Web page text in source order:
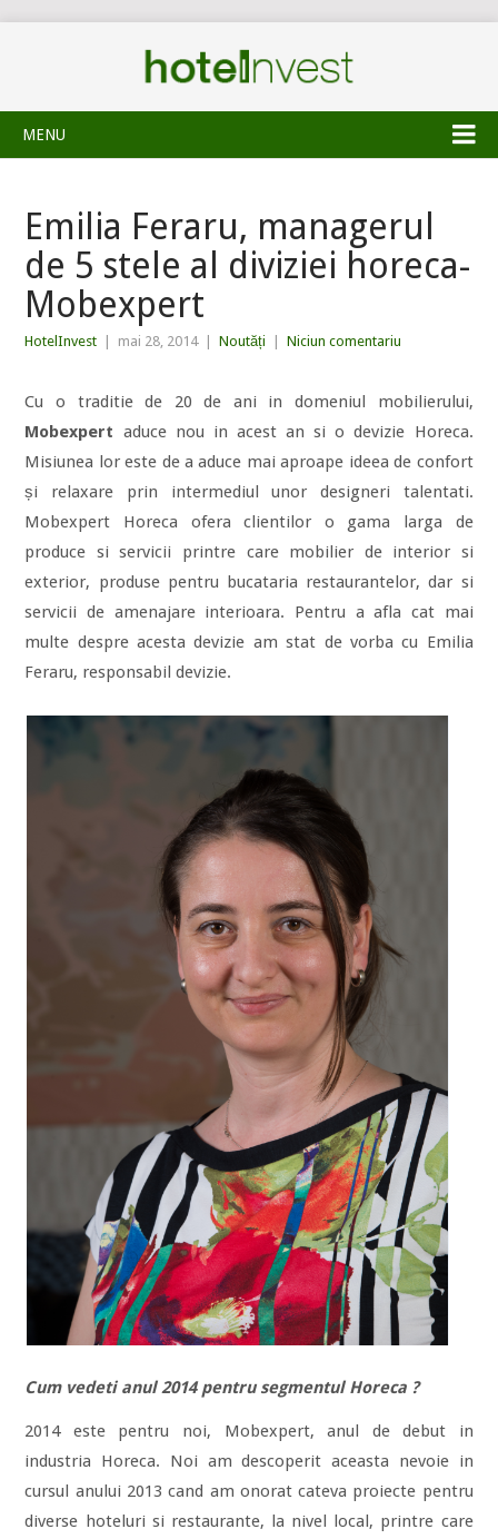
MENU
Emilia Feraru, managerul
de 5 stele al diviziei horeca-
Mobexpert
HotelInvest mai 28, 2014 Noutăți Niciun comentariu
Cu o traditie de 20 de ani in domeniul mobilierului,
Mobexpert aduce nou in acest an si o devizie Horeca.
Misiunea lor este de a aduce mai aproape ideea de confort
și relaxare prin intermediul unor designeri talentati.
Mobexpert Horeca ofera clientilor o gama larga de
produce si servicii printre care mobilier de interior si
exterior, produse pentru bucataria restaurantelor, dar si
servicii de amenajare interioara. Pentru a afla cat mai
multe despre acesta devizie am stat de vorba cu Emilia
Feraru, responsabil devizie.
Cum vedeti anul 2014 pentru segmentul Horeca ?
2014 este pentru noi, Mobexpert, anul de debut in
industria Horeca. Noi am descoperit aceasta nevoie in
cursul anului 2013 cand am onorat cateva proiecte pentru
diverse hoteluri si restaurante, la nivel local, printre care